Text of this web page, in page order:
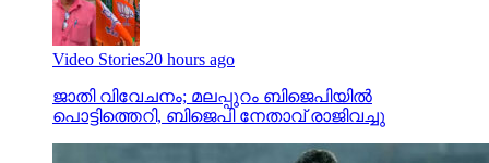
Video Stories20 hours ago
ജാതി വിവേചനം; മലപ്പുറം ബിജെപിയില്‍
പൊട്ടിത്തെറി, ബിജെപി നേതാവ് രാജിവച്ചു